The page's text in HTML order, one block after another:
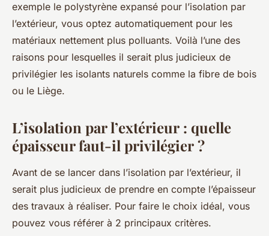
exemple le polystyrène expansé pour l’isolation par
l’extérieur, vous optez automatiquement pour les
matériaux nettement plus polluants. Voilà l’une des
raisons pour lesquelles il serait plus judicieux de
privilégier les isolants naturels comme la fibre de bois
ou le Liège.
L’isolation par l’extérieur : quelle
épaisseur faut-il privilégier ?
Avant de se lancer dans l’isolation par l’extérieur, il
serait plus judicieux de prendre en compte l’épaisseur
des travaux à réaliser. Pour faire le choix idéal, vous
pouvez vous référer à 2 principaux critères.